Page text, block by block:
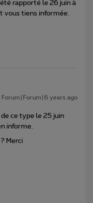
rapporté le 26 juin à
vous tiens informée.
Forum|Forum|6 years ago
ce type le 25 juin
informe.
Merci